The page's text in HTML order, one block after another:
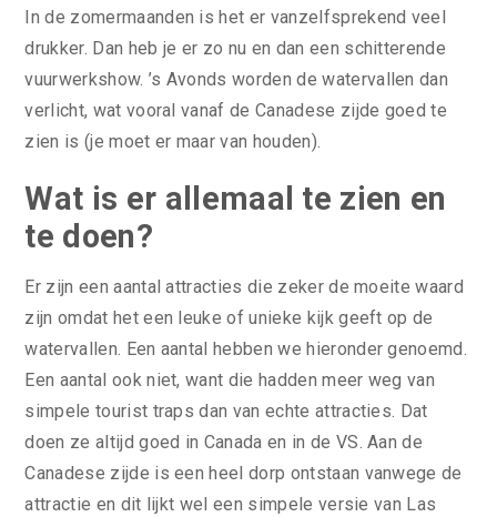
In de zomermaanden is het er vanzelfsprekend veel
drukker. Dan heb je er zo nu en dan een schitterende
vuurwerkshow. ’s Avonds worden de watervallen dan
verlicht, wat vooral vanaf de Canadese zijde goed te
zien is (je moet er maar van houden).
Wat is er allemaal te zien en
te doen?
Er zijn een aantal attracties die zeker de moeite waard
zijn omdat het een leuke of unieke kijk geeft op de
watervallen. Een aantal hebben we hieronder genoemd.
Een aantal ook niet, want die hadden meer weg van
simpele tourist traps dan van echte attracties. Dat
doen ze altijd goed in Canada en in de VS. Aan de
Canadese zijde is een heel dorp ontstaan vanwege de
attractie en dit lijkt wel een simpele versie van Las